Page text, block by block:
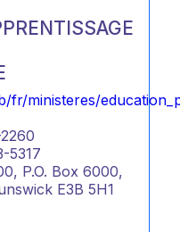
ministeres/
5317
P.O. Box 6000,
E3B 5H1